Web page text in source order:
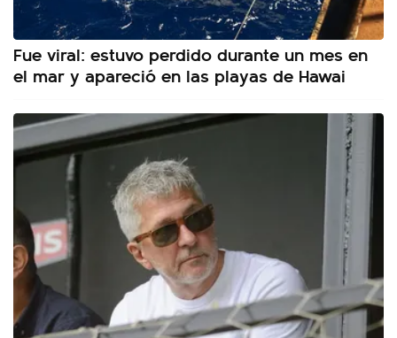
Fue viral: estuvo perdido durante un mes en
el mar y apareció en las playas de Hawai